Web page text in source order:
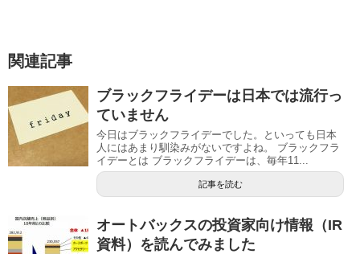
関連記事
ブラックフライデー​は日本では流行っ
ていません
今日はブラックフライデーでした。といっても日本
人にはあまり馴染みがないですよね。 ブラックフラ
イデーとは ブラックフライデーは、毎年11...
記事を読む
オートバックスの投資家向け情報（IR
資料）を読んでみました